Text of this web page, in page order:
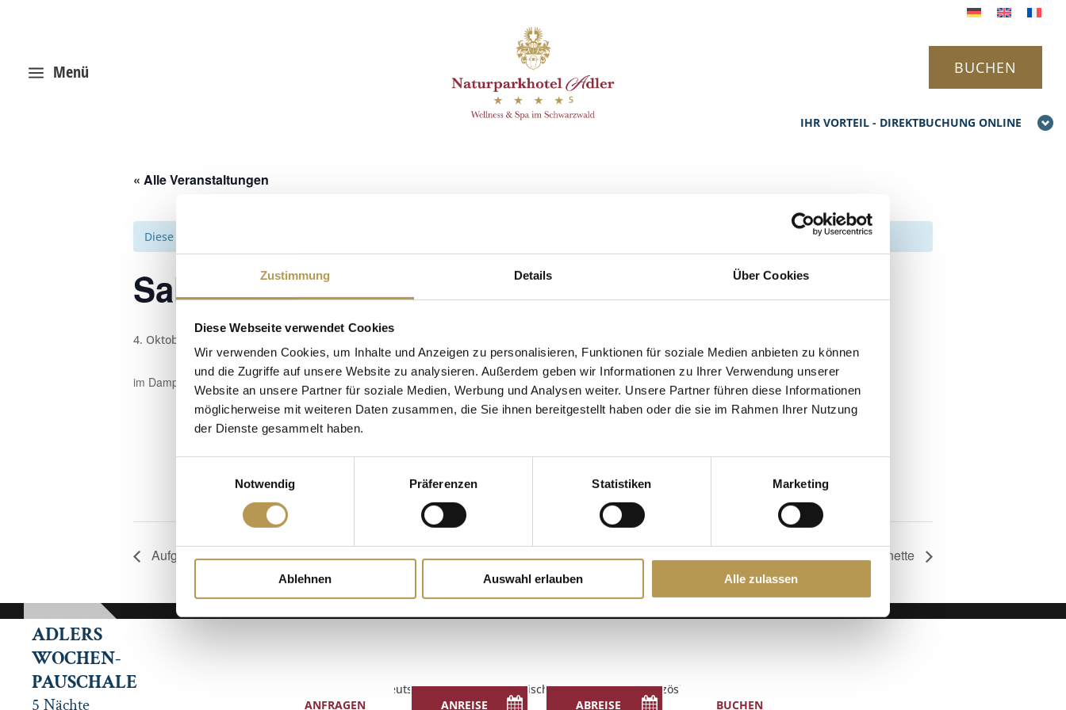
Zustimmung Details Über Cookies
Diese Webseite verwendet Cookies
Wir verwenden Cookies, um Inhalte und Anzeigen zu personalisieren, Funktionen für soziale Medien anbieten zu können
und die Zugriffe auf unsere Website zu analysieren. Außerdem geben wir Informationen zu Ihrer Verwendung unserer
Website an unsere Partner für soziale Medien, Werbung und Analysen weiter. Unsere Partner führen diese Informationen
möglicherweise mit weiteren Daten zusammen, die Sie ihnen bereitgestellt haben oder die sie im Rahmen Ihrer Nutzung
der Dienste gesammelt haben.
Notwendig
Präferenzen Statistiken Marketing
Ablehnen Auswahl erlauben Alle zulassen
IHR VORTEIL - DIREKTBUCHUNG ONLINE
ADLERS
WOCHEN-
PAUSCHALE
5 Nächte
a Menü BUCHEN
« Alle Veranstaltungen
Diese Veranstaltung hat bereits stattgefunden.
Salzpeeling mit Annette
4. Oktober 2025, 14:30
im Dampfbad, Anmeldung erforderlich!
Zum Kalender hinzufügen
DETAILS
4. Oktober 2025
Aufguss mit Annette Aufguss mit Annette
Deutsch English(Englisch) Français(Französisch